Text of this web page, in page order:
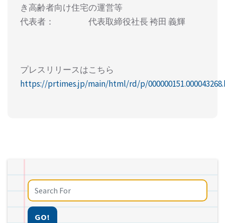
き高齢者向け住宅の運営等
代表者： 代表取締役社長 袴田 義輝
プレスリリースはこちら
https://prtimes.jp/main/html/rd/p/
GO!